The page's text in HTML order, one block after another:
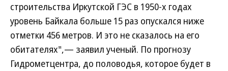
строительства Иркутской ГЭС в 1950-х годах
уровень Байкала больше 15 раз опускался ниже
отметки 456 метров. И это не сказалось на его
обитателях",— заявил ученый. По прогнозу
Гидрометцентра, до половодья, которое будет в